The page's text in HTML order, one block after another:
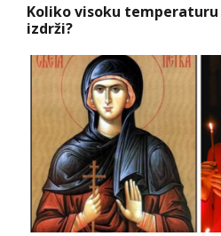
Koliko visoku
izdrži?